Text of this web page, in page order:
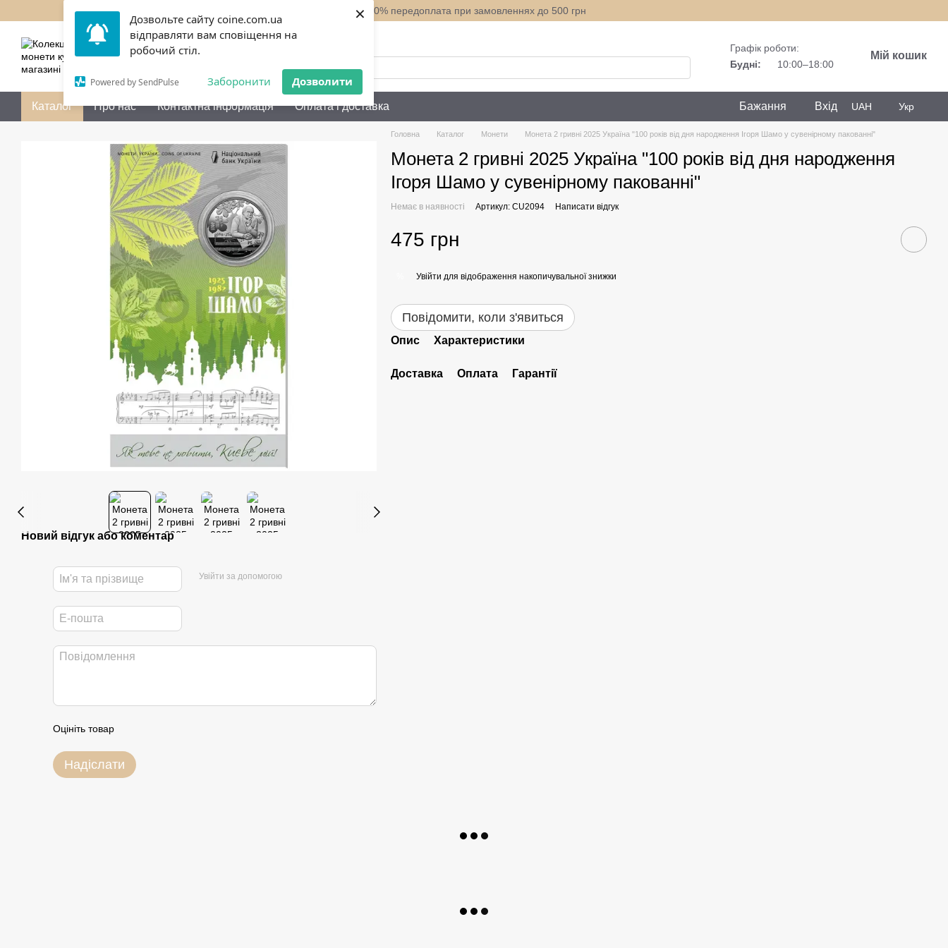
Дозвольте сайту coine.com.ua
відправляти вам сповіщення на
робочий стіл.
Powered by SendPulse Заборонити Дозволити
×
Перейти до основного контенту 100% передоплата при замовленнях до 500 грн
050 072-36-80 Передзвонити вам?
Графік роботи:
Будні:
10:00–18:00
Мій кошик
Каталог Про нас Контактна інформація Оплата і доставка Бажання Вхід UAH Укр
Новий відгук або коментар
Увійти за допомогою
Оцініть товар
Надіслати
Головна Каталог Монети Монета 2 гривні 2025 Україна "100 років від дня народження Ігоря Шамо у сувенірному пакованні"
Монета 2 гривні 2025 Україна "100 років від дня народження
Ігоря Шамо у сувенірному пакованні"
Немає в наявності Артикул: СU2094 Написати відгук
475 грн
Увійти для відображення накопичувальної знижки
Повідомити, коли з'явиться
Опис Характеристики
Доставка Оплата Гарантії